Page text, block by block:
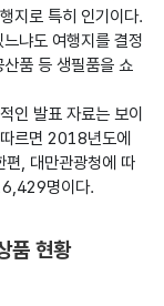
지로 특히 인기이다.
냐도 여행지를 결정
품 등 생필품을 쇼
인 발표 자료는 보이
르면 2018년도에
, 대만관광청에 따
명이다.
품 현황